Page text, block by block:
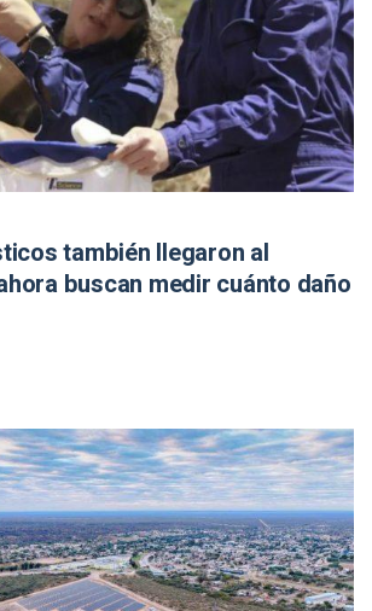
también llegaron al
buscan medir cuánto daño